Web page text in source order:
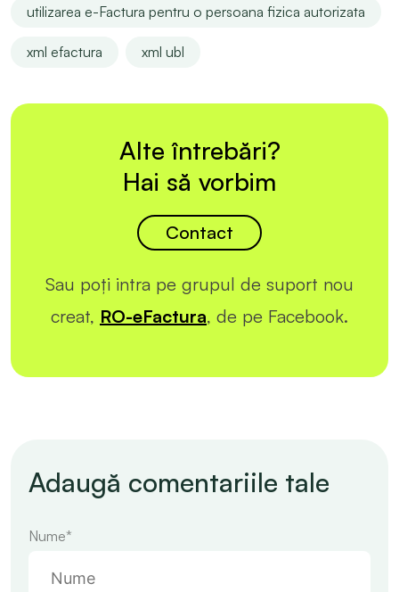
utilizarea e-Factura pentru o persoana fizica autorizata
xml efactura xml ubl
Alte întrebări?
Hai să vorbim
Contact
Sau poți intra pe grupul de suport nou
creat, RO-eFactura, de pe Facebook.
Adaugă comentariile tale
Nume*